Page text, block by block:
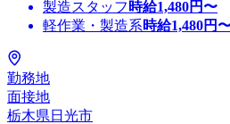
製造スタッフ 時給1,480円〜
軽作業・製造系時給1,480円
勤務地
面接地
栃木県日光市